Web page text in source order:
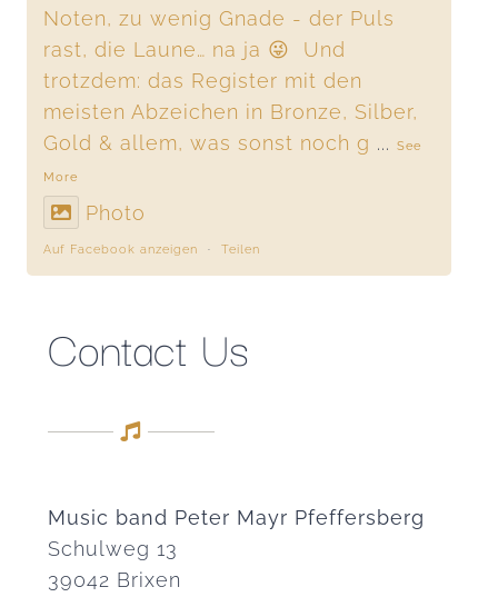
Noten, zu wenig Gnade - der Puls
rast, die Laune… na ja 😜 Und
trotzdem: das Register mit den
meisten Abzeichen in Bronze, Silber,
Gold & allem, was sonst noch g ...See
More
Photo
Auf Facebook anzeigen · Teilen
Contact Us
Music band Peter Mayr Pfeffersberg
Schulweg 13
39042 Brixen